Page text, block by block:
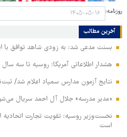
روزنامه:
آخرین مطالب
بسنت مدعی شد: به زودی شاهد توافق با
هشدار اطلاعاتی آمریکا: روسیه تا سه سال
نتایج آزمون مدارس سمپاد اعلام شد/ ثبت‌نام
«مدیر مدرسه» جلال آل احمد سریال
نخست‌وزیر روسیه:‌ تقویت تجارت اتحادیه
است